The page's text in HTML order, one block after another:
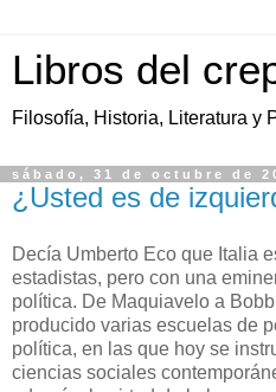
Libros del
Filosofía, Historia, Literatura y
sábado, 31 de octubre de
¿Usted es de
Decía Umberto Eco que Italia
estadistas, pero con una
política. De Maquiavelo a
producido varias escuelas de
política, en las que hoy se
ciencias sociales